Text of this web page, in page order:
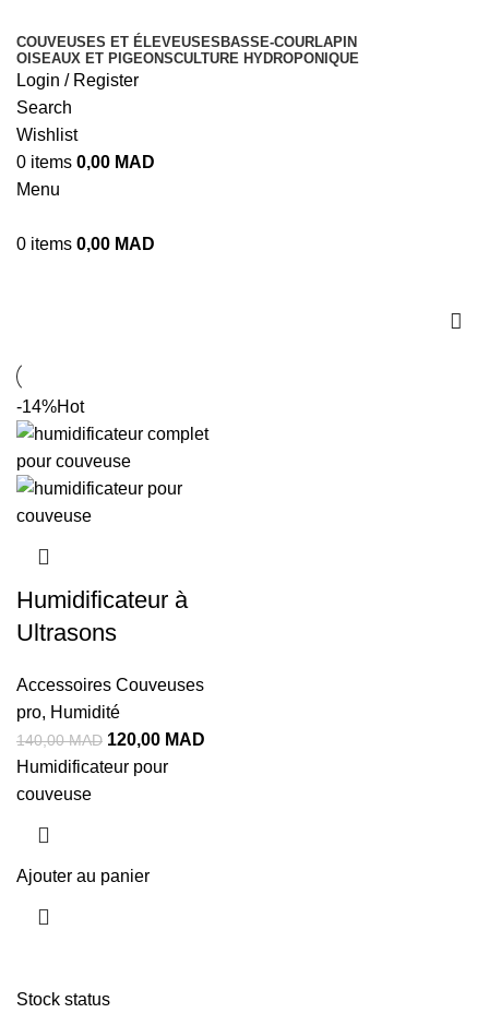
COUVEUSES ET ÉLEVEUSES BASSE-COURLAPIN
OISEAUX ET PIGEONSCULTURE HYDROPONIQUE
Login / Register
Search
Wishlist
0 items 0,00 MAD
Menu
0 items 0,00 MAD
Stock status
-14%Hot
Humidificateur à
Ultrasons
Accessoires Couveuses
pro, Humidité
140,00MAD 120,00 MAD
Humidificateur pour
couveuse
Ajouter au panier